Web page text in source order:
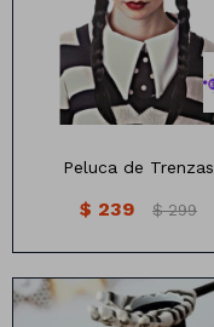
Peluca de Trenzas
$ 239 $ 299